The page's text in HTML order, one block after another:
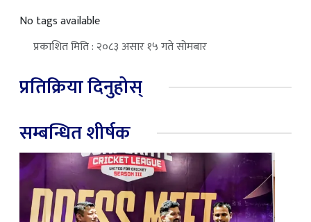
No tags available
प्रकाशित मिति : २०८३ असार १५ गते सोमबार
प्रतिक्रिया दिनुहोस्
सम्बन्धित शीर्षक